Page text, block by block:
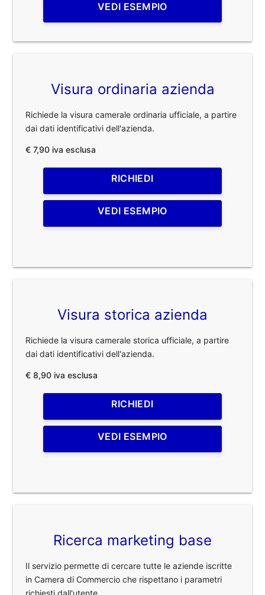
VEDI ESEMPIO
Visura ordinaria azienda
Richiede la visura camerale ordinaria ufficiale, a partire
dai dati identificativi dell'azienda.
€ 7,90 iva esclusa
RICHIEDI
VEDI ESEMPIO
Visura storica azienda
Richiede la visura camerale storica ufficiale, a partire
dai dati identificativi dell'azienda.
€ 8,90 iva esclusa
RICHIEDI
VEDI ESEMPIO
Ricerca marketing base
Il servizio permette di cercare tutte le aziende iscritte
in Camera di Commercio che rispettano i parametri